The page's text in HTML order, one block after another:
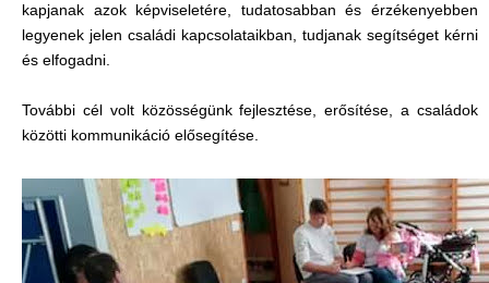
kapjanak azok képviseletére, tudatosabban és érzékenyebben
legyenek jelen családi kapcsolataikban, tudjanak segítséget kérni
és elfogadni.
További cél volt közösségünk fejlesztése, erősítése, a családok
közötti kommunikáció elősegítése.